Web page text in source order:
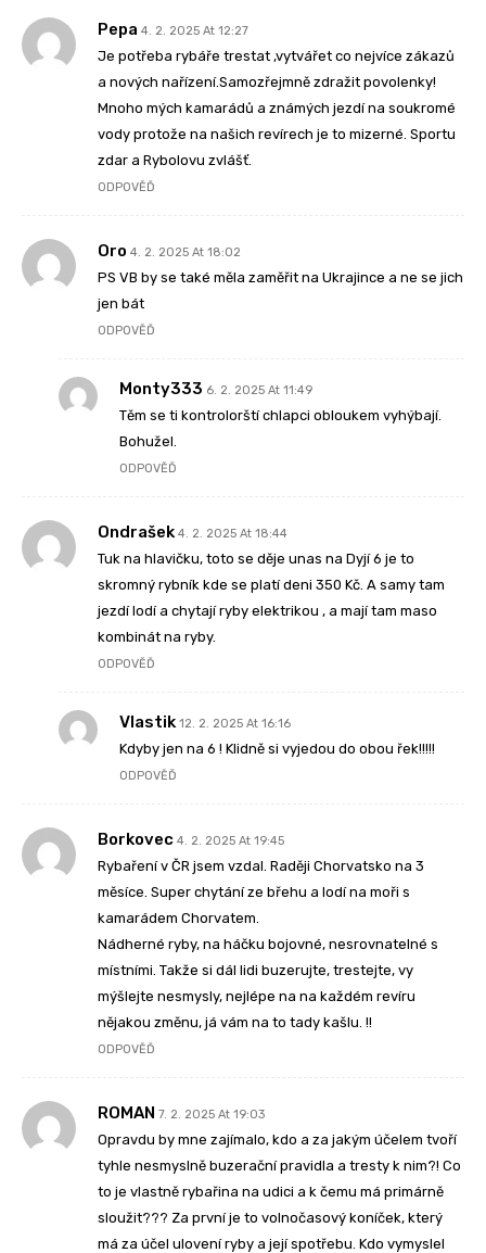
Pepa 4. 2. 2025 At 12:27
Je potřeba rybáře trestat ,vytvářet co nejvíce zákazů
a nových nařízení.Samozřejmně zdražit povolenky!
Mnoho mých kamarádů a známých jezdí na soukromé
vody protože na našich revírech je to mizerné. Sportu
zdar a Rybolovu zvlášť.
ODPOVĚĎ
Oro 4. 2. 2025 At 18:02
PS VB by se také měla zaměřit na Ukrajince a ne se jich
jen bát
ODPOVĚĎ
Monty333 6. 2. 2025 At 11:49
Těm se ti kontrolorští chlapci obloukem vyhýbají.
Bohužel.
ODPOVĚĎ
Ondrašek 4. 2. 2025 At 18:44
Tuk na hlavičku, toto se děje unas na Dyjí 6 je to
skromný rybník kde se platí deni 350 Kč. A samy tam
jezdí lodí a chytají ryby elektrikou , a mají tam maso
kombinát na ryby.
ODPOVĚĎ
Vlastik 12. 2. 2025 At 16:16
Kdyby jen na 6 ! Klidně si vyjedou do obou řek!!!!!
ODPOVĚĎ
Borkovec 4. 2. 2025 At 19:45
Rybaření v ČR jsem vzdal. Raději Chorvatsko na 3
měsíce. Super chytání ze břehu a lodí na moři s
kamarádem Chorvatem.
Nádherné ryby, na háčku bojovné, nesrovnatelné s
místními. Takže si dál lidi buzerujte, trestejte, vy
mýšlejte nesmysly, nejlépe na na každém revíru
nějakou změnu, já vám na to tady kašlu. !!
ODPOVĚĎ
ROMAN 7. 2. 2025 At 19:03
Opravdu by mne zajímalo, kdo a za jakým účelem tvoří
tyhle nesmyslně buzerační pravidla a tresty k nim?! Co
to je vlastně rybařina na udici a k čemu má primárně
sloužit??? Za první je to volnočasový koníček, který
má za účel ulovení ryby a její spotřebu. Kdo vymyslel